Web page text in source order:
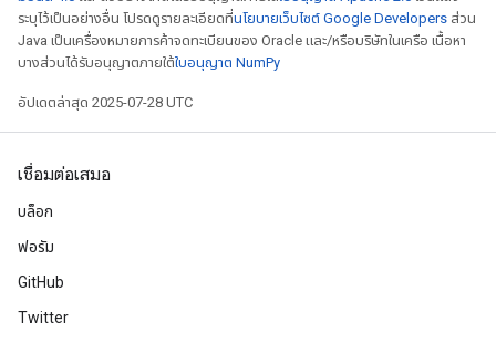
ระบุไว้เป็นอย่างอื่น โปรดดูรายละเอียดที่นโยบายเว็บไซต์ Google Developers ส่วน
Java เป็นเครื่องหมายการค้าจดทะเบียนของ Oracle และ/หรือบริษัทในเครือ เนื้อหา
บางส่วนได้รับอนุญาตภายใต้ใบอนุญาต NumPy
อัปเดตล่าสุด 2025-07-28 UTC
เชื่อมต่อเสมอ
บล็อก
ฟอรัม
GitHub
Twitter